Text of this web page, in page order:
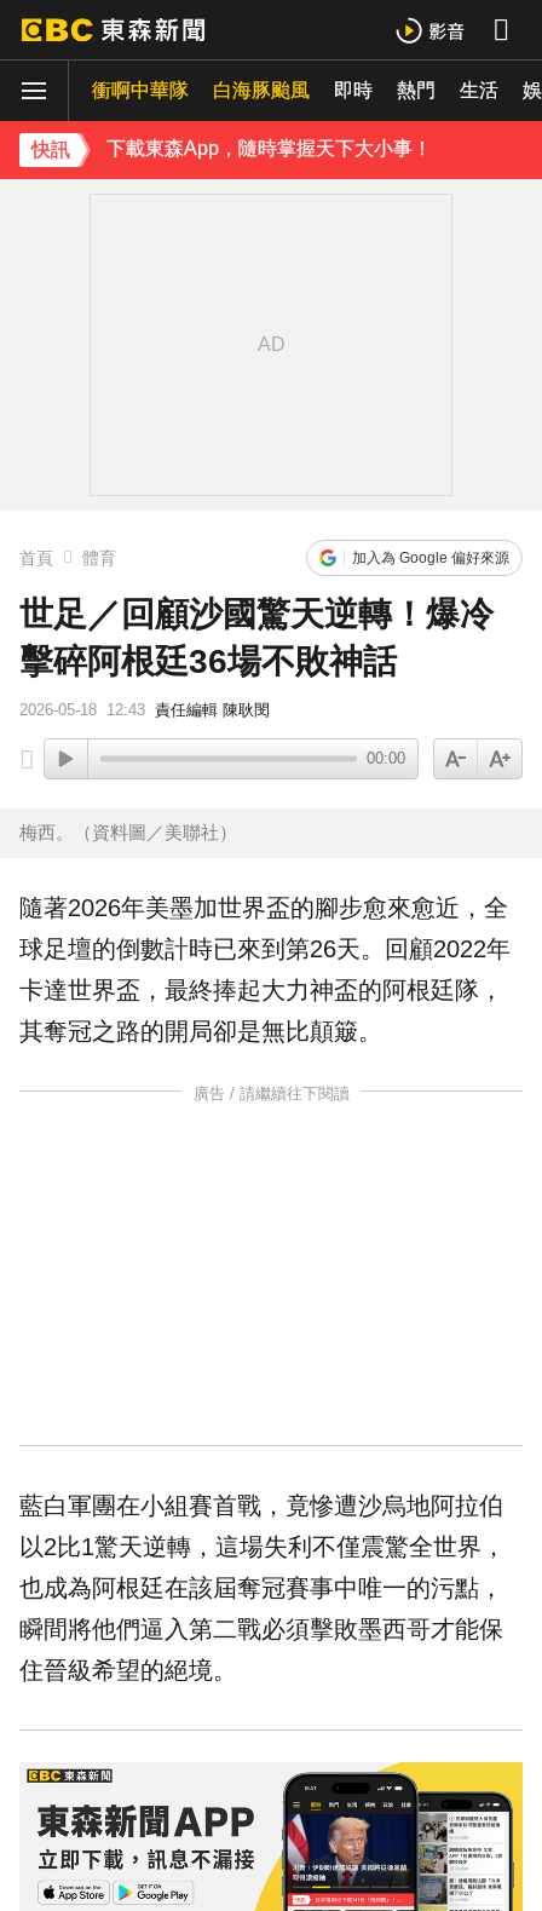
衝啊中華隊 白海豚颱風 即時 熱門 生活
快訊
王彩樺現身味全龍開球！鬆口「最後一次調整」哽咽憶亡母吐心聲
下載東森App，隨時掌握天下大小事！
首頁 體育 加入為 Google 偏好來源
世足／回顧沙國驚天逆轉！爆冷
擊碎阿根廷36場不敗神話
2026-05-18 12:43 責任編輯 陳耿閔
00:00
梅西。（資料圖／美聯社）
隨著2026年美墨加世界盃的腳步愈來愈近，全
球足壇的倒數計時已來到第26天。回顧2022年
卡達世界盃，最終捧起大力神盃的阿根廷隊，
其奪冠之路的開局卻是無比顛簸。
廣告 / 請繼續往下閱讀
藍白軍團在小組賽首戰，竟慘遭沙烏地阿拉伯
以2比1驚天逆轉，這場失利不僅震驚全世界，
也成為阿根廷在該屆奪冠賽事中唯一的污點，
瞬間將他們逼入第二戰必須擊敗墨西哥才能保
住晉級希望的絕境。